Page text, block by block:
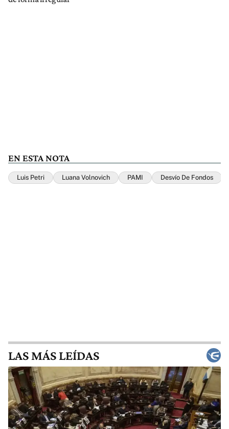
EN ESTA NOTA
Luis Petri Luana Volnovich PAMI Desvío De Fondos
LAS MÁS LEÍDAS